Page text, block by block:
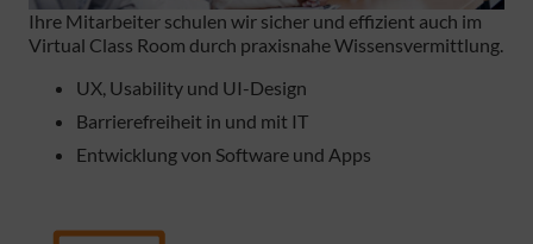
Ihre Mitarbeiter schulen wir sicher und effizient auch im
Virtual Class Room durch praxisnahe Wissensvermittlung.
UX, Usability und UI-Design
Barrierefreiheit in und mit IT
Entwicklung von Software und Apps